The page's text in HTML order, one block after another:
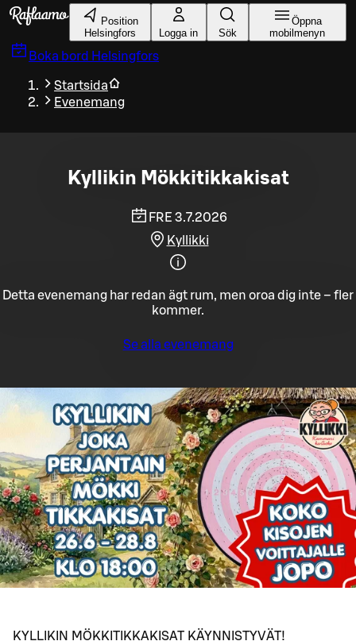
Gå till huvudinnehållet
Position
Helsingfors
Logga in Sök
Öppna
mobilmenyn
Boka bord Helsingfors
Startsida
Evenemang
Kyllikin Mökkitikkakisat
FRE 3.7.2026
Kyllikki
Detta evenemang har redan ägt rum, men oroa dig inte – fler
kommer.
Se alla evenemang
KYLLIKIN MÖKKITIKKAKISAT KÄYNNISTYVÄT!